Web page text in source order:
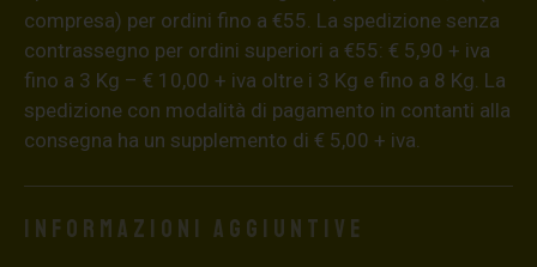
compresa) per ordini fino a €55. La spedizione senza
contrassegno per ordini superiori a €55: € 5,90 + iva
fino a 3 Kg – € 10,00 + iva oltre i 3 Kg e fino a 8 Kg. La
spedizione con modalità di pagamento in contanti alla
consegna ha un supplemento di € 5,00 + iva.
Informazioni aggiuntive